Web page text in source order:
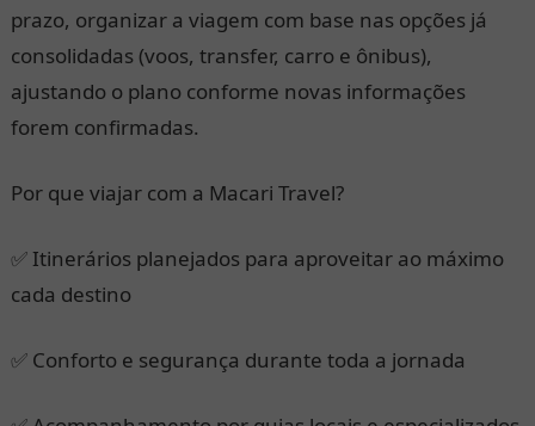
prazo, organizar a viagem com base nas opções já
consolidadas (voos, transfer, carro e ônibus),
ajustando o plano conforme novas informações
forem confirmadas.
Por que viajar com a Macari Travel?
✅ Itinerários planejados para aproveitar ao máximo
cada destino
✅ Conforto e segurança durante toda a jornada